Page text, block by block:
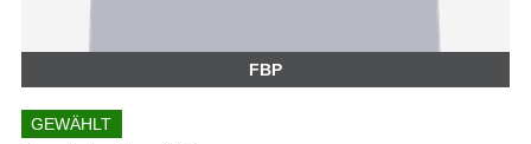
FBP
GEWÄHLT